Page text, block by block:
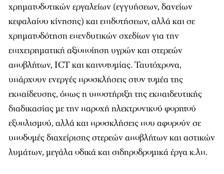
χρηματοδοτικών εργαλείων (εγγυήσεων, δανείων
κεφαλαίου κίνησης) και επιδοτήσεων, αλλά και σε
χρηματοδότηση επενδυτικών σχεδίων για την
επιχειρηματική αξιοποίηση υγρών και στερεών
αποβλήτων, ICT και καινοτομίας. Ταυτόχρονα,
υπάρχουν ενεργές προσκλήσεις στον τομέα της
εκπαίδευσης, όπως η υποστήριξη της εκπαιδευτικής
διαδικασίας με την παροχή ηλεκτρονικού φορητού
εξοπλισμού, αλλά και προσκλήσεις που αφορούν σε
υποδομές διαχείρισης στερεών αποβλήτων και αστικών
λυμάτων, μεγάλα οδικά και σιδηροδρομικά έργα κ.λπ.